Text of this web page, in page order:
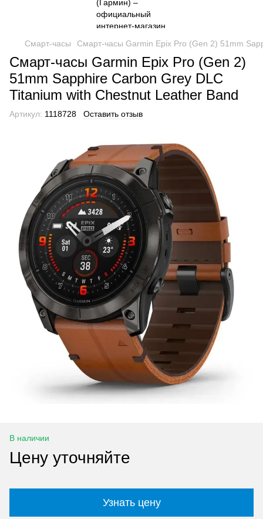
Смарт-часы Смарт-часы Garmin Epix Pro (Gen 2) 51mm
Смарт-часы Garmin Epix Pro (Gen 2)
51mm Sapphire Carbon Grey DLC
Titanium with Chestnut Leather Band
Артикул: 1118728 Оставить отзыв
В наличии
Цену уточняйте
Узнать цену